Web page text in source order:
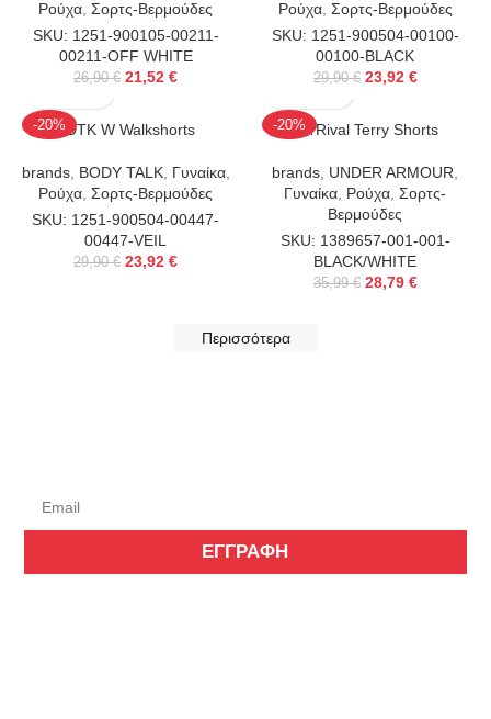
Ρούχα Σορτς-Βερμούδες
SKU: 1251-900105-00211-
00211-OFF WHITE
26,90€ 21,52 €
Ρούχα, Σορτς-Βερμούδες
SKU: 1251-900504-00100-
00100-BLACK
29,90€ 23,92 €
BDTK W Walkshorts
brands, BODY TALK, Γυναίκα,
Ρούχα Σορτς-Βερμούδες
SKU: 1251-900504-00447-
00447-VEIL
29,90€ 23,92 €
-20% UA Rival Terry Shorts
brands UNDER ARMOUR
Γυναίκα Ρούχα ,Σορτς-
Βερμούδες
SKU: 1389657-001-001-
BLACK/WHITE
35,99€ 28,79 €
-20%
Περισσότερα
ΕΓΓΡΑΦΗ